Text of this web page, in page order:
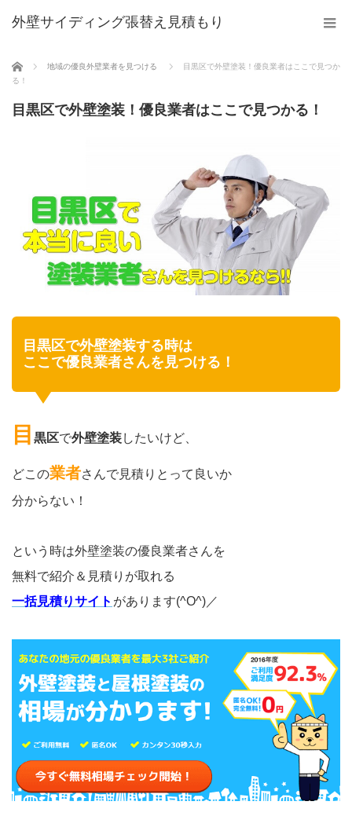
外壁サイディング張替え見積もり
ホーム 地域の優良外壁業者を見つける
目黒区で外壁塗装！優良業者はここで見つか
る！
目黒区で外壁塗装！優良業者はここで見つかる！
目黒区で外壁塗装する時は
ここで優良業者さんを見つける！
目 黒区で外壁塗装したいけど、
どこの業者さんで見積りとって良いか
分からない！
という時は外壁塗装の優良業者さんを
無料で紹介＆見積りが取れる
一括見積りサイト があります(^O^)／